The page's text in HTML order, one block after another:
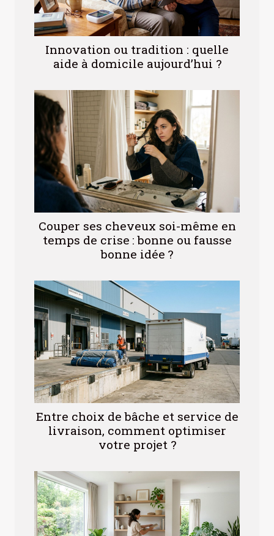
Innovation ou tradition : quelle
aide à domicile aujourd’hui ?
Couper ses cheveux soi-même en
temps de crise : bonne ou fausse
bonne idée ?
Entre choix de bâche et service de
livraison, comment optimiser
votre projet ?